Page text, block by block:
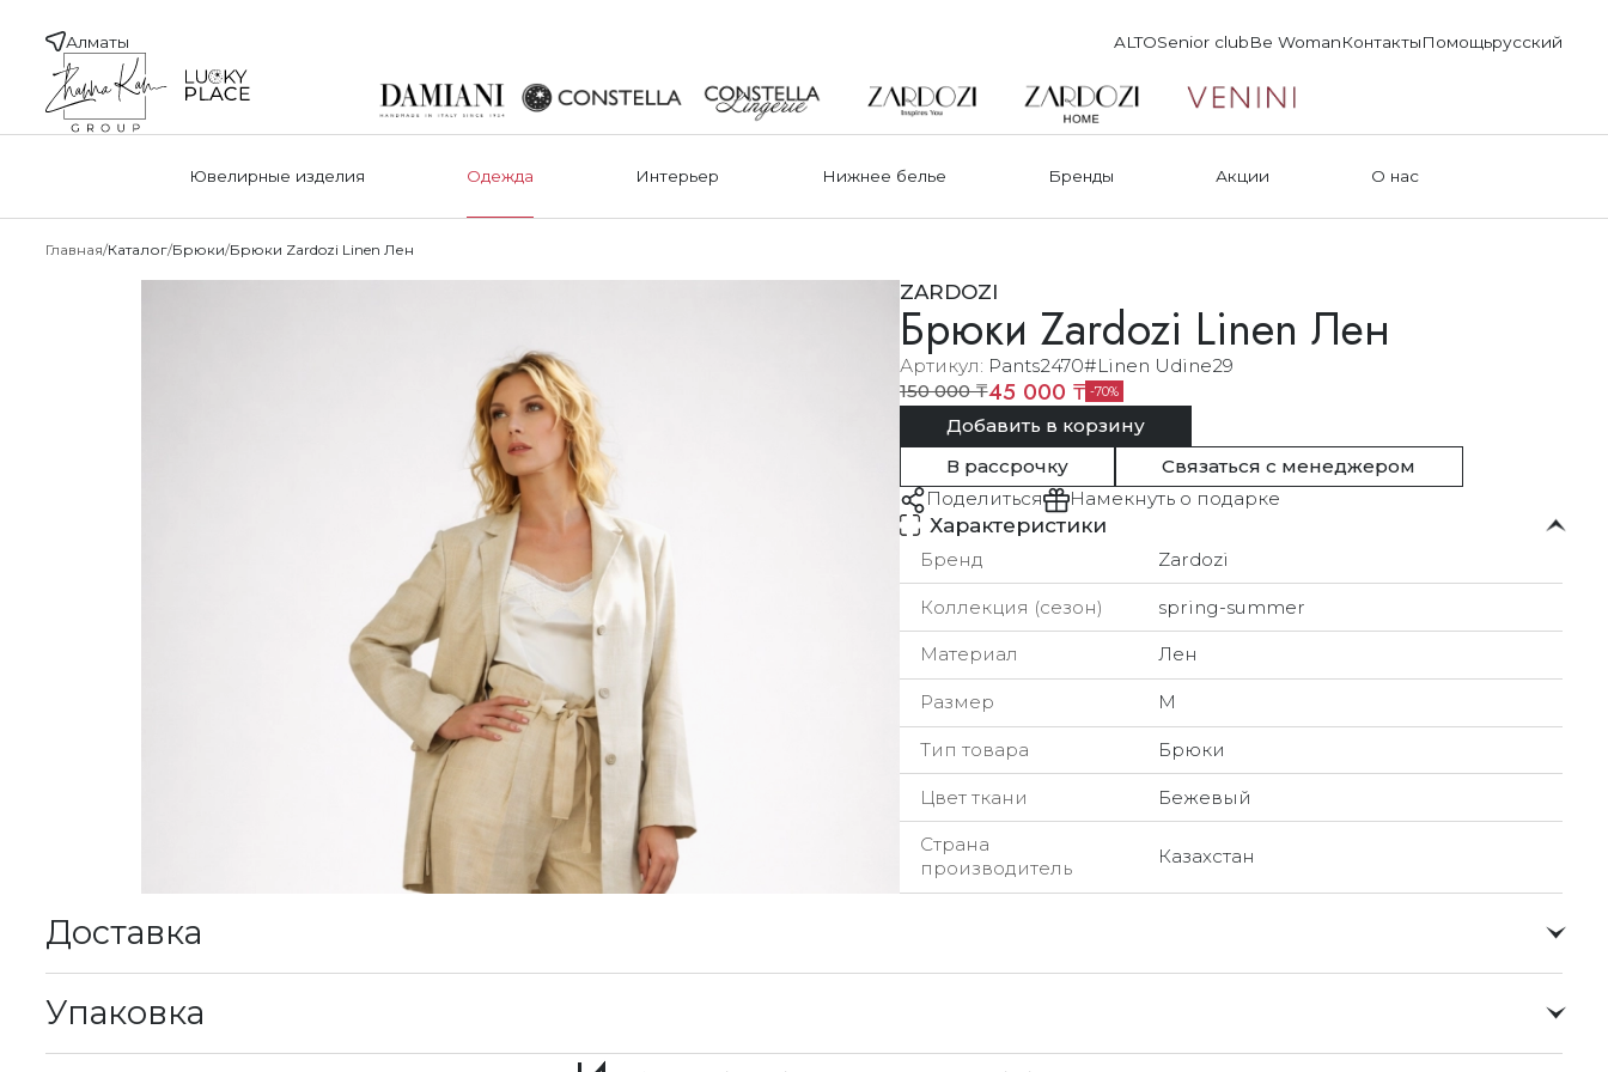
Алматы ALTOSenior clubBe WomanКонтактыПомощьрусский
Ювелирные изделия Одежда Интерьер Нижнее белье Бренды Акции О нас
Главная Каталог Брюки Брюки Zardozi Linen Лен
ZARDOZI
Брюки Zardozi Linen Лен
Артикул Pants2470#Linen Udine29
150 000 ₸45 000 ₸ 70
Добавить в корзину
В рассрочку
Связаться с менеджером
Поделиться
Намекнуть о подарке
Характеристики
Бренд Zardozi
Коллекция (сезон) spring-summer
Материал Лен
Размер M
Тип товара Брюки
Цвет ткани Бежевый
Страна
производитель
Казахстан
Доставка
Упаковка
Внимание к деталям